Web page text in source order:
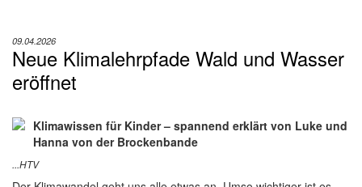
09.04.2026
Neue Klimalehrpfade Wald und Wasser
eröffnet
Klimawissen für Kinder – spannend erklärt von Luke und
Hanna von der Brockenbande
...HTV